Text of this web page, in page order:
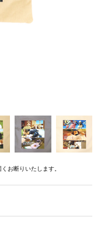
お断りいたします。